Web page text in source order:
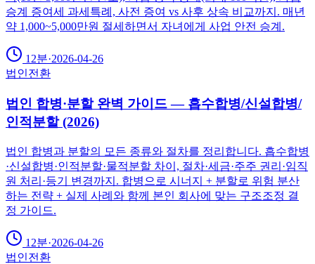
승계 증여세 과세특례, 사전 증여 vs 사후 상속 비교까지. 매년
약 1,000~5,000만원 절세하면서 자녀에게 사업 안전 승계.
12분·2026-04-26
법인전환
법인 합병·분할 완벽 가이드 — 흡수합병/신설합병/
인적분할 (2026)
법인 합병과 분할의 모든 종류와 절차를 정리합니다. 흡수합병
·신설합병·인적분할·물적분할 차이, 절차·세금·주주 권리·임직
원 처리·등기 변경까지. 합병으로 시너지 + 분할로 위험 분산
하는 전략 + 실제 사례와 함께 본인 회사에 맞는 구조조정 결
정 가이드.
12분·2026-04-26
법인전환